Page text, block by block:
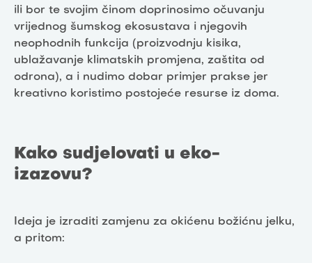
ili bor te svojim činom doprinosimo očuvanju
vrijednog šumskog ekosustava i njegovih
neophodnih funkcija (proizvodnju kisika,
ublažavanje klimatskih promjena, zaštita od
odrona), a i nudimo dobar primjer prakse jer
kreativno koristimo postojeće resurse iz doma.
Kako sudjelovati u eko-
izazovu?
Ideja je izraditi zamjenu za okićenu božićnu jelku,
a pritom: